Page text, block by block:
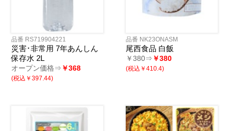
品番 RS719904221
災害･非常用 7年あんしん
保存水 2L
オープン価格⇒ ￥368
(税込￥397.44)
品番 NK23ONASM
尾西食品 白飯
￥380⇒ ￥380
(税込￥410.4)